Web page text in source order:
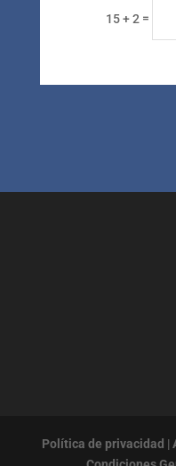
15 + 2 =
Política de privacidad |